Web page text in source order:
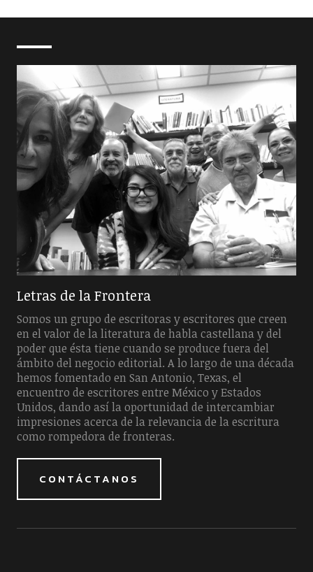
Letras de la Frontera
Somos un grupo de escritoras y escritores que creen
en el valor de la literatura de habla castellana y del
poder que ésta tiene cuando se produce fuera del
ámbito del negocio editorial. A lo largo de una década
hemos fomentado en San Antonio, Texas, el
encuentro de escritores entre México y Estados
Unidos, dando así la oportunidad de intercambiar
impresiones acerca de la relevancia de la escritura
como rompedora de fronteras.
CONTÁCTANOS